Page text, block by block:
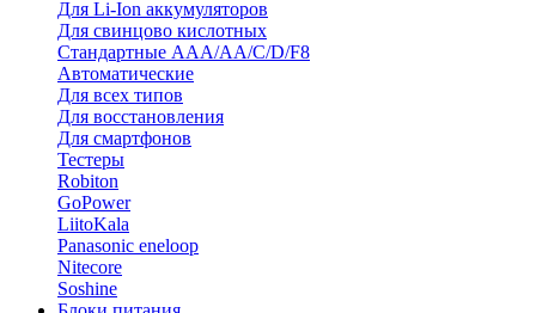
Для Li-Ion аккумуляторов
Для свинцово кислотных
Стандартные ААА/АА/С/D/F8
Автоматические
Для всех типов
Для восстановления
Для смартфонов
Тестеры
Robiton
GoPower
LiitoKala
Panasonic eneloop
Nitecore
Soshine